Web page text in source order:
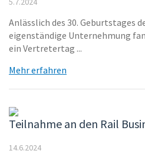
Anlässlich des 30. Geburtstages
eigenständige Unternehmung
ein Vertretertag ...
Mehr erfahren
Teilnahme an den Rail
14.6.2024